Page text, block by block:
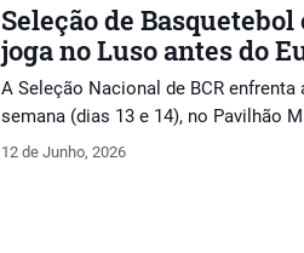
Seleção de
joga no Luso antes do
A Seleção Nacional de BCR
semana (dias 13 e 14), no Pavilhão
12 de Junho, 2026